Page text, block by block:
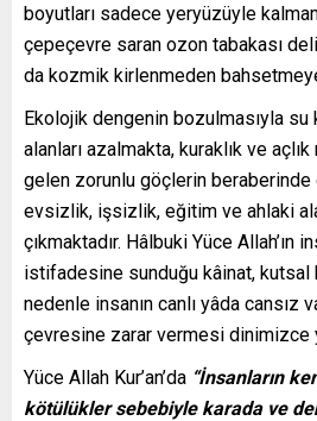
boyutları sadece yeryüzüyle
çepeçevre saran ozon tabakası
da kozmik kirlenmeden
Ekolojik dengenin bozulmasıyla su
alanları azalmakta, kuraklık ve
gelen zorunlu göçlerin
evsizlik, işsizlik, eğitim ve ahlaki
çıkmaktadır. Hâlbuki Yüce Allah’ın
istifadesine sunduğu kâinat, kutsal
nedenle insanın canlı yâda cansız
çevresine zarar vermesi dinimizce
Yüce Allah Kur’an’da “İnsanların
kötülükler sebebiyle karada ve